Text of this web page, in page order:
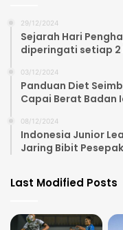
29/12/2024
Sejarah Hari
diperingati setiap 2
03/12/2024
Panduan Diet
Capai Berat Badan
08/12/2024
Indonesia Junior
Jaring Bibit
Last Modified Posts